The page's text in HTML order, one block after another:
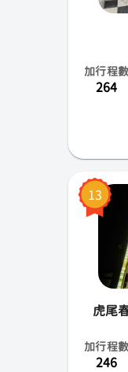
加行程數
264
13
虎尾
加行程數
246